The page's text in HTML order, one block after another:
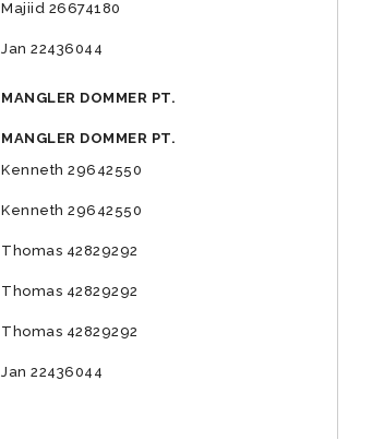
Majiid 26674180
Jan 22436044
MANGLER DOMMER PT.
MANGLER DOMMER PT.
Kenneth 29642550
Kenneth 29642550
Thomas 42829292
Thomas 42829292
Thomas 42829292
Jan 22436044